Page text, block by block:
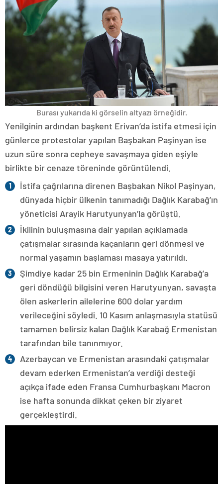
Burası yukarıda ki görselin altyazı örneğidir.
Yenilginin ardından başkent Erivan’da istifa etmesi için
günlerce protestolar yapılan Başbakan Paşinyan ise
uzun süre sonra cepheye savaşmaya giden eşiyle
birlikte bir cenaze töreninde görüntülendi.
İstifa çağrılarına direnen Başbakan Nikol Paşinyan,
dünyada hiçbir ülkenin tanımadığı Dağlık Karabağ’ın
yöneticisi Arayik Harutyunyan’la görüştü.
İkilinin buluşmasına dair yapılan açıklamada
çatışmalar sırasında kaçanların geri dönmesi ve
normal yaşamın başlaması masaya yatırıldı.
Şimdiye kadar 25 bin Ermeninin Dağlık Karabağ’a
geri döndüğü bilgisini veren Harutyunyan, savaşta
ölen askerlerin ailelerine 600 dolar yardım
verileceğini söyledi. 10 Kasım anlaşmasıyla statüsü
tamamen belirsiz kalan Dağlık Karabağ Ermenistan
tarafından bile tanınmıyor.
Azerbaycan ve Ermenistan arasındaki çatışmalar
devam ederken Ermenistan’a verdiği desteği
açıkça ifade eden Fransa Cumhurbaşkanı Macron
ise hafta sonunda dikkat çeken bir ziyaret
gerçekleştirdi.